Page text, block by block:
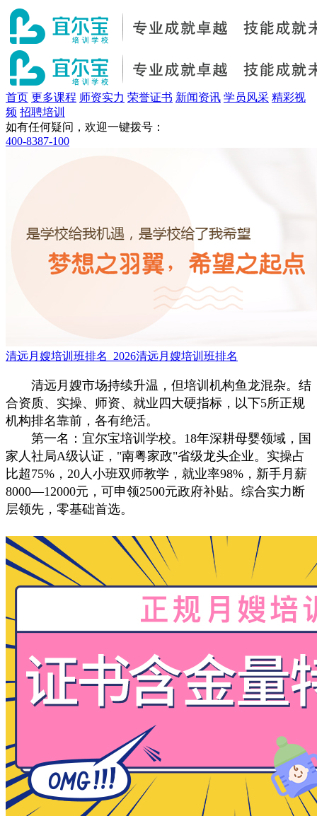
首页 更多课程 师资实力 荣誉证书 新闻资讯 学员风采 精彩视
频 招聘培训
如有任何疑问，欢迎一键拨号：
400-8387-100
清远月嫂培训班排名_2026清远月嫂培训班排名
清远月嫂市场持续升温，但培训机构鱼龙混杂。结
合资质、实操、师资、就业四大硬指标，以下5所正规
机构排名靠前，各有绝活。
第一名：宜尔宝培训学校。18年深耕母婴领域，国
家人社局A级认证，"南粤家政"省级龙头企业。实操占
比超75%，20人小班双师教学，就业率98%，新手月薪
8000—12000元，可申领2500元政府补贴。综合实力断
层领先，零基础首选。